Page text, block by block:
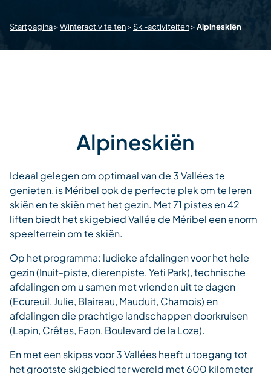
Startpagina>Winteractiviteiten>Ski-activiteiten>Alpineskiën
Alpineskiën
Ideaal gelegen om optimaal van de 3 Vallées te
genieten, is Méribel ook de perfecte plek om te leren
skiën en te skiën met het gezin. Met 71 pistes en 42
liften biedt het skigebied Vallée de Méribel een enorm
speelterrein om te skiën.
Op het programma: ludieke afdalingen voor het hele
gezin (Inuit-piste, dierenpiste, Yeti Park), technische
afdalingen om u samen met vrienden uit te dagen
(Ecureuil, Julie, Blaireau, Mauduit, Chamois) en
afdalingen die prachtige landschappen doorkruisen
(Lapin, Crêtes, Faon, Boulevard de la Loze).
En met een skipas voor 3 Vallées heeft u toegang tot
het grootste skigebied ter wereld met 600 kilometer